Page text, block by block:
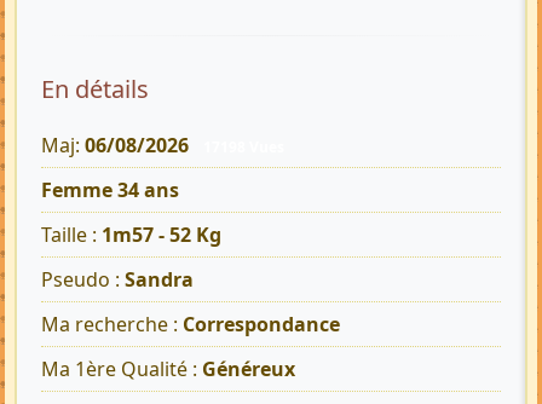
En détails
Maj: 06/08/2026
Femme 34 ans
Taille : 1m57 - 52 Kg
Pseudo : Sandra
Ma recherche : Correspondance
Ma 1ère Qualité : Généreux